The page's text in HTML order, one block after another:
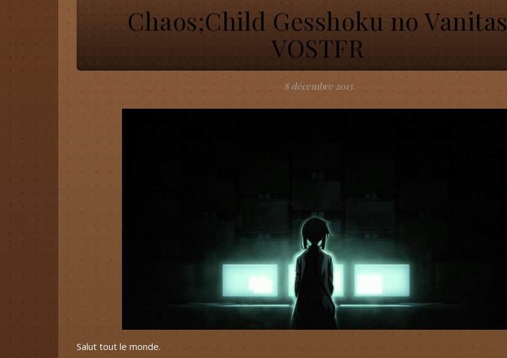
Chaos;Child Gesshoku no Vanitas
VOSTFR
8 décembre 2015
Salut tout le monde.